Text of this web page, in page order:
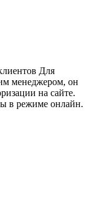
Для
менеджером, он
на сайте.
в режиме онлайн.